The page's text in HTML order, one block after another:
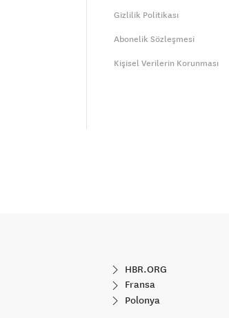
Gizlilik Politikası
Abonelik Sözleşmesi
Kişisel Verilerin Korunması
HBR.ORG
Fransa
Polonya